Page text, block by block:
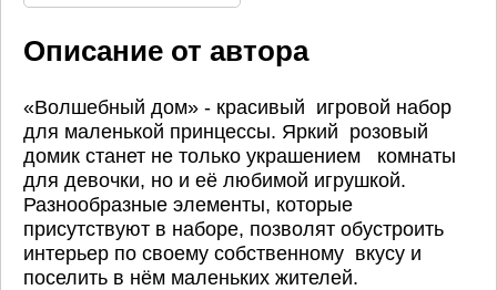
Описание от автора
«Волшебный дом» - красивый игровой набор
для маленькой принцессы. Яркий розовый
домик станет не только украшением комнаты
для девочки, но и её любимой игрушкой.
Разнообразные элементы, которые
присутствуют в наборе, позволят обустроить
интерьер по своему собственному вкусу и
поселить в нём маленьких жителей.